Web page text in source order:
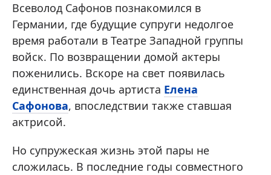
Всеволод Сафонов познакомился в
Германии, где будущие супруги недолгое
время работали в Театре Западной группы
войск. По возвращении домой актеры
поженились. Вскоре на свет появилась
единственная дочь артиста Елена
Сафонова, впоследствии также ставшая
актрисой.
Но супружеская жизнь этой пары не
сложилась. В последние годы совместного